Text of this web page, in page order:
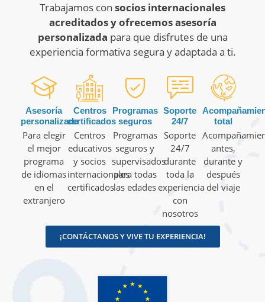
Trabajamos con socios internacionales
acreditados y ofrecemos asesoría
personalizada para que disfrutes de una
experiencia formativa segura y adaptada a ti.
Asesoría
personalizada
Para elegir
el mejor
programa
de idiomas
en el
extranjero
Centros
certificados
Centros
educativos
y socios
internacionales
certificados
Programas
seguros
Programas
seguros y
supervisados
para todas
las edades
Soporte
24/7
Soporte
24/7
durante
toda la
experiencia
con
nosotros
total
antes,
durante y
después
del viaje
¡CONTÁCTANOS Y VIVE TU EXPERIENCIA!